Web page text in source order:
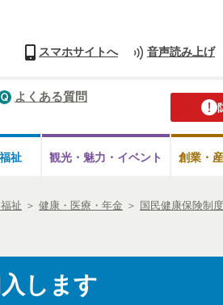
スマホサイトへ 音声読み上げ
よくある質問
福祉 観光・魅力・ イベント 創業・
祉 ＞ 健康・医療・年金 ＞ 国民健康保険制度
します